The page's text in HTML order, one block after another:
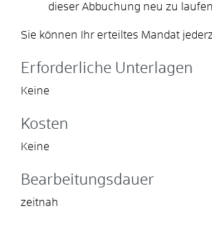
dieser Abbuchung neu zu laufen.
Sie können Ihr erteiltes Mandat
Erforderliche Unterlagen
Keine
Kosten
Keine
Bearbeitungsdauer
zeitnah